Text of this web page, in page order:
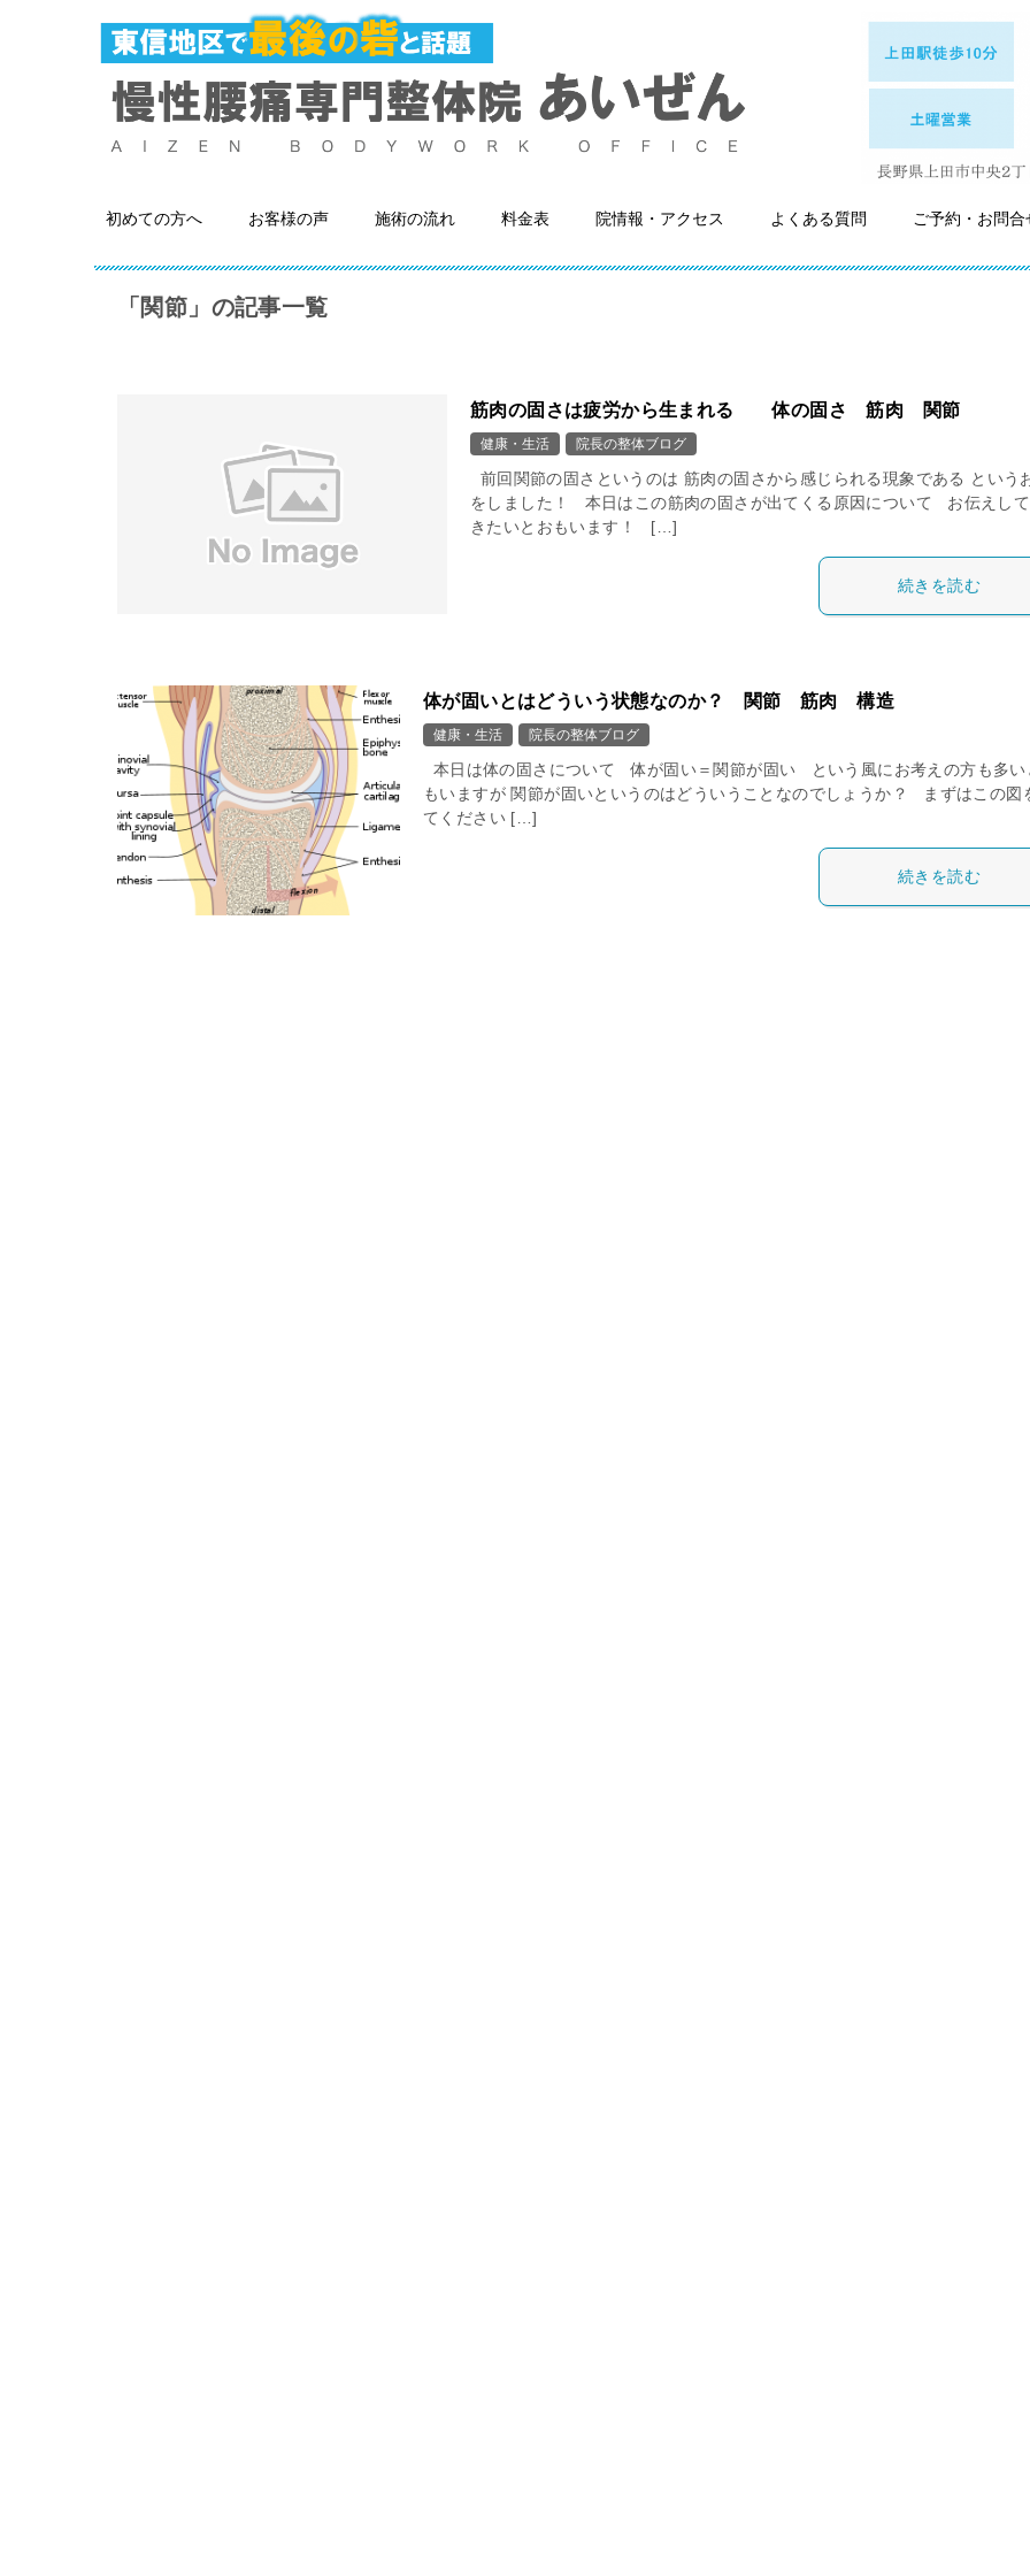
初めての方へ お客様の声 施術の流れ 料金表 院情報・アクセス よくある質問 ご予約・お問合
「関節」の記事一覧
筋肉の固さは疲労から生まれる 体の固さ 筋肉 関節
健康・生活 院長の整体ブログ
前回関節の固さというのは 筋肉の固さから感じられる現象である という
をしました！ 本日はこの筋肉の固さが出てくる原因について お伝えし
きたいとおもいます！ […]
続きを読む
体が固いとはどういう状態なのか？ 関節 筋肉 構造
健康・生活 院長の整体ブログ
本日は体の固さについて 体が固い＝関節が固い という風にお考えの方も多い
もいますが 関節が固いというのはどういうことなのでしょうか？ まずはこの図
てください […]
続きを読む